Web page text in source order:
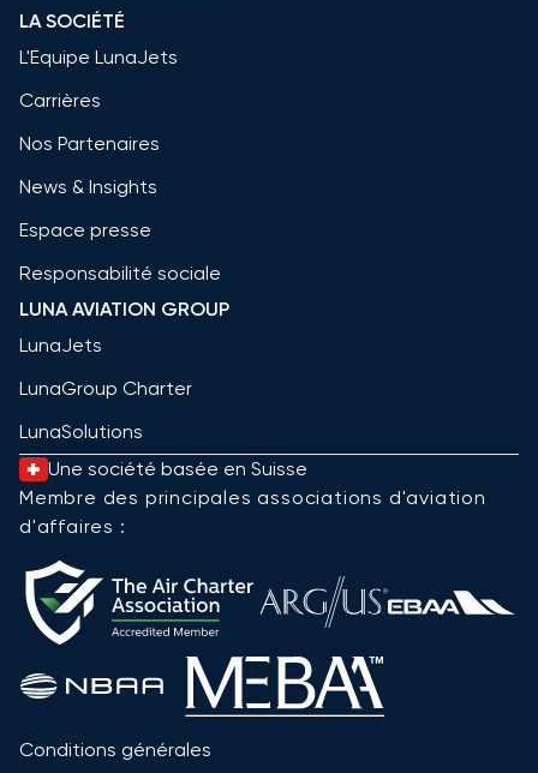
LA SOCIÉTÉ
L'Equipe LunaJets
Carrières
Nos Partenaires
News & Insights
Espace presse
Responsabilité sociale
LUNA AVIATION GROUP
LunaJets
LunaGroup Charter
LunaSolutions
Une société basée en Suisse
Membre des principales associations d'aviation
d'affaires :
Conditions générales